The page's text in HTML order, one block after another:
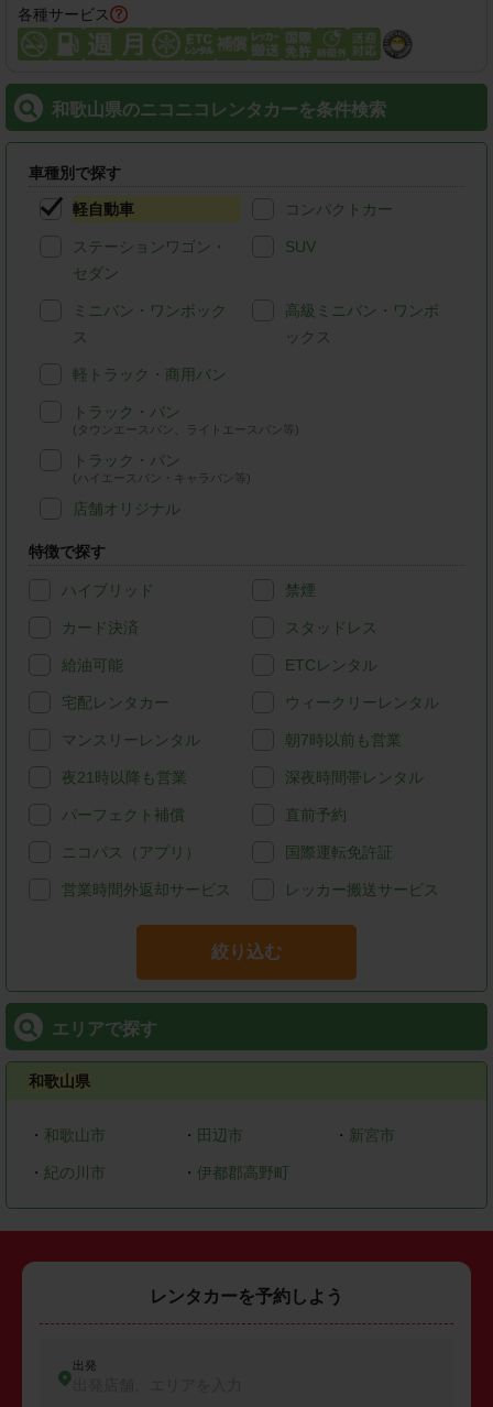
各種サービス
和歌山県のニコニコレンタカーを条件検索
車種別で探す
軽自動車 コンパクトカー
ステーションワゴン・
セダン
SUV
ミニバン・ワンボック
ス
高級ミニバン・ワンボ
ックス
軽トラック・商用バン
トラック・バン
(タウンエースバン、ライトエースバン等)
トラック・バン
(ハイエースバン・キャラバン等)
店舗オリジナル
特徴で探す
ハイブリッド 禁煙
カード決済 スタッドレス
給油可能 ETCレンタル
宅配レンタカー ウィークリーレンタル
マンスリーレンタル 朝7時以前も営業
夜21時以降も営業 深夜時間帯レンタル
パーフェクト補償 直前予約
ニコパス（アプリ） 国際運転免許証
営業時間外返却サービス レッカー搬送サービス
絞り込む
エリアで探す
和歌山県
・ 和歌山市 ・ 田辺市 ・ 新宮市
・ 紀の川市 ・ 伊都郡高野町
レンタカーを予約しよう
出発